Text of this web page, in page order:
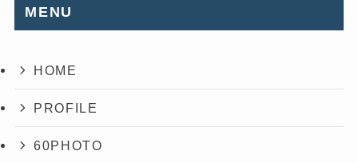
MENU
HOME
PROFILE
60PHOTO